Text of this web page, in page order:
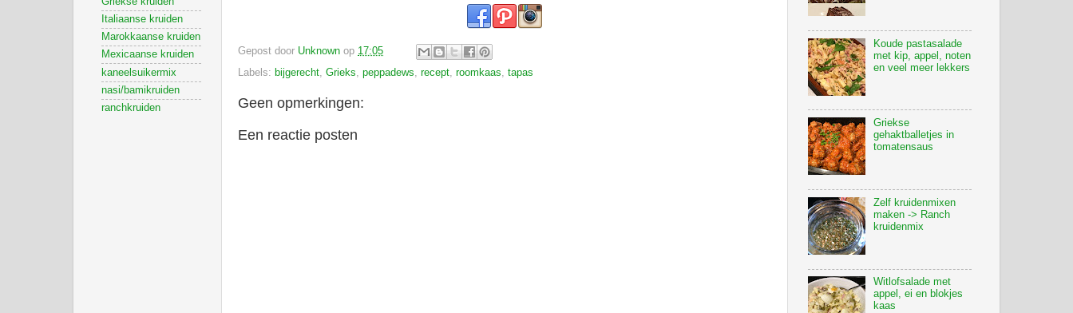
Gepost door Unknown op 17:05
Labels: bijgerecht Grieks peppadews recept roomkaas tapas
Geen opmerkingen:
Een reactie posten
Italiaanse kruiden
Marokkaanse kruiden
Mexicaanse kruiden
kaneelsuikermix
nasi/bamikruiden
ranchkruiden
Koude pastasalade
met kip, appel, noten
en veel meer lekkers
Griekse
gehaktballetjes in
tomatensaus
Zelf kruidenmixen
maken -> Ranch
kruidenmix
Witlofsalade met
appel, ei en blokjes
kaas